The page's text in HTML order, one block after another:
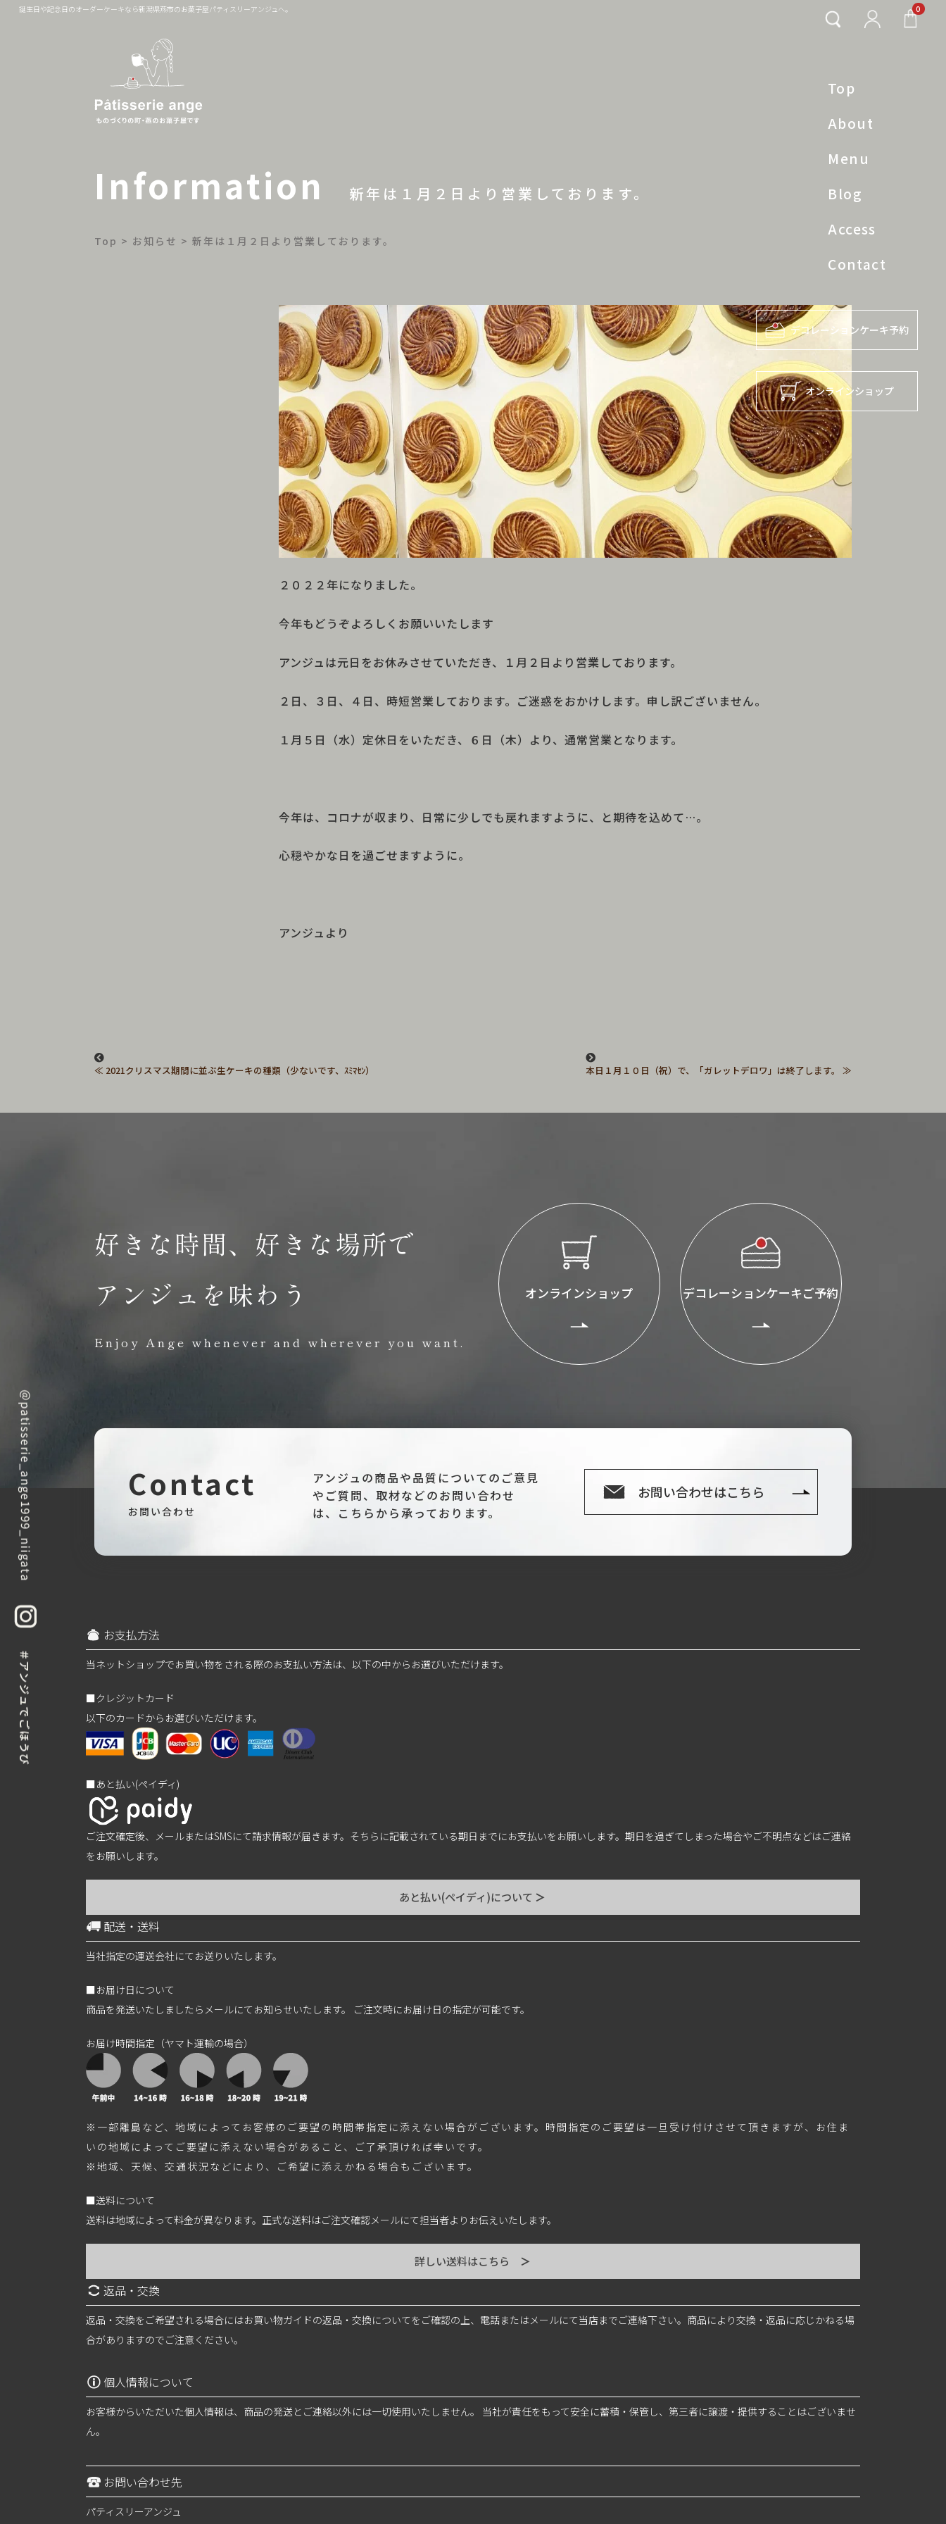
誕生日や記念日のオーダーケーキなら新潟県燕市のお菓子屋パティスリーアンジュへ。 0
Top
About
Menu
Blog
Access
Contact
デコレーションケーキ予約
オンラインショップ
Information 新年は１月２日より営業しております。
Top > お知らせ >新年は１月２日より営業しております。
２０２２年になりました。
今年もどうぞよろしくお願いいたします
アンジュは元日をお休みさせていただき、１月２日より営業しております。
２日、３日、４日、時短営業しております。ご迷惑をおかけします。申し訳ございません。
１月５日（水）定休日をいただき、６日（木）より、通常営業となります。
今年は、コロナが収まり、日常に少しでも戻れますように、と期待を込めて…。
心穏やかな日を過ごせますように。
アンジュより
2021クリスマス期間に並ぶ生ケーキの種類（少ないです、ｽﾐﾏｾﾝ） 本日１月１０日（祝）で、「ガレットデロワ」は終了します。
好きな時間、好きな場所で
アンジュを味わう
Enjoy Ange whenever and wherever you want.
オンラインショップ デコレーションケーキご予約
Contact
お問い合わせ
アンジュの商品や品質についてのご意見
やご質問、取材などのお問い合わせ
は、こちらから承っております。
お問い合わせはこちら
お支払方法
当ネットショップでお買い物をされる際のお支払い方法は、以下の中からお選びいただけます。
■クレジットカード
以下のカードからお選びいただけます。
■あと払い(ペイディ)
ご注文確定後、メールまたはSMSにて請求情報が届きます。そちらに記載されている期日までにお支払いをお願いします。期日を過ぎてしまった場合やご不明点などはご連絡
をお願いします。
あと払い(ペイディ)について ＞
配送・送料
当社指定の運送会社にてお送りいたします。
■お届け日について
商品を発送いたしましたらメールにてお知らせいたします。 ご注文時にお届け日の指定が可能です。
お届け時間指定（ヤマト運輸の場合）
※一部離島など、地域によってお客様のご要望の時間帯指定に添えない場合がございます。時間指定のご要望は一旦受け付けさせて頂きますが、お住ま
いの地域によってご要望に添えない場合があること、ご了承頂ければ幸いです。
※地域、天候、交通状況などにより、ご希望に添えかねる場合もございます。
■送料について
送料は地域によって料金が異なります。正式な送料はご注文確認メールにて担当者よりお伝えいたします。
詳しい送料はこちら ＞
返品・交換
返品・交換をご希望される場合にはお買い物ガイドの返品・交換についてをご確認の上、電話またはメールにて当店までご連絡下さい。商品により交換・返品に応じかねる場
合がありますのでご注意ください。
個人情報について
お客様からいただいた個人情報は、商品の発送とご連絡以外には一切使用いたしません。 当社が責任をもって安全に蓄積・保管し、第三者に譲渡・提供することはございませ
ん。
お問い合わせ先
パティスリーアンジュ